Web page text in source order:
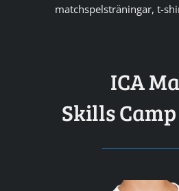
matchspelsträningar, t-
ICA
Skills